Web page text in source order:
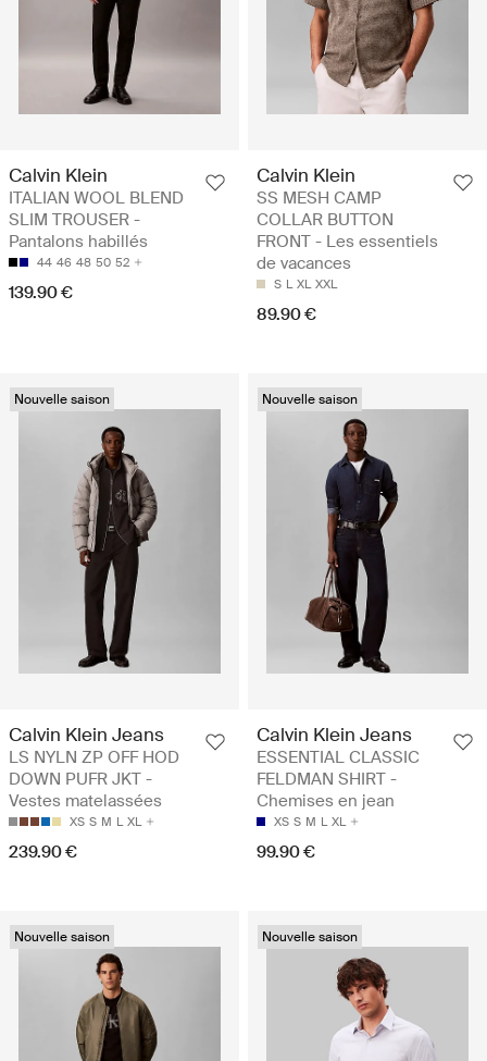
Calvin Klein
ITALIAN WOOL BLEND
SLIM TROUSER -
Pantalons habillés
44 46 48 50 52
139.90 €
Calvin Klein
SS MESH CAMP
COLLAR BUTTON
FRONT - Les essentiels
de vacances
S L XL XXL
89.90 €
Nouvelle saison
Calvin Klein Jeans
LS NYLN ZP OFF HOD
DOWN PUFR JKT -
Vestes matelassées
XS S M L XL
239.90 €
Nouvelle saison
Calvin Klein Jeans
ESSENTIAL CLASSIC
FELDMAN SHIRT -
Chemises en jean
XS S M L XL
99.90 €
Nouvelle saison Nouvelle saison